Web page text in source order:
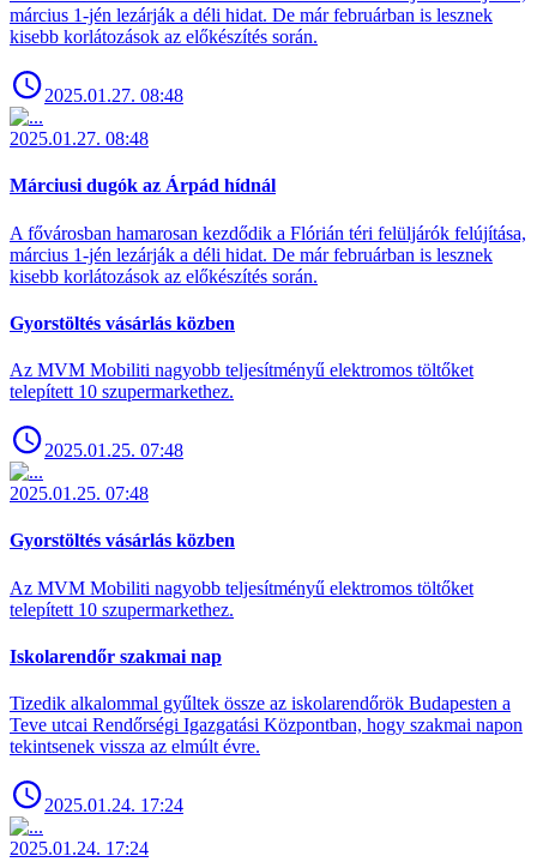
március 1-jén lezárják a déli hidat. De már februárban is lesznek
kisebb korlátozások az előkészítés során.
2025.01.27. 08:48
2025.01.27. 08:48
Márciusi dugók az Árpád hídnál
A fővárosban hamarosan kezdődik a Flórián téri felüljárók felújítása,
március 1-jén lezárják a déli hidat. De már februárban is lesznek
kisebb korlátozások az előkészítés során.
Gyorstöltés vásárlás közben
Az MVM Mobiliti nagyobb teljesítményű elektromos töltőket
telepített 10 szupermarkethez.
2025.01.25. 07:48
2025.01.25. 07:48
Gyorstöltés vásárlás közben
Az MVM Mobiliti nagyobb teljesítményű elektromos töltőket
telepített 10 szupermarkethez.
Iskolarendőr szakmai nap
Tizedik alkalommal gyűltek össze az iskolarendőrök Budapesten a
Teve utcai Rendőrségi Igazgatási Központban, hogy szakmai napon
tekintsenek vissza az elmúlt évre.
2025.01.24. 17:24
2025.01.24. 17:24